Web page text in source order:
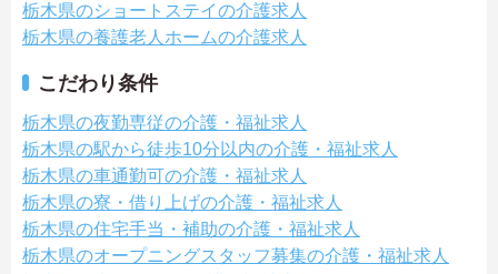
栃木県のショートステイの介護求人
栃木県の養護老人ホームの介護求人
こだわり条件
栃木県の夜勤専従の介護・福祉求人
栃木県の駅から徒歩10分以内の介護・福祉求人
栃木県の車通勤可の介護・福祉求人
栃木県の寮・借り上げの介護・福祉求人
栃木県の住宅手当・補助の介護・福祉求人
栃木県のオープニングスタッフ募集の介護・福祉求人